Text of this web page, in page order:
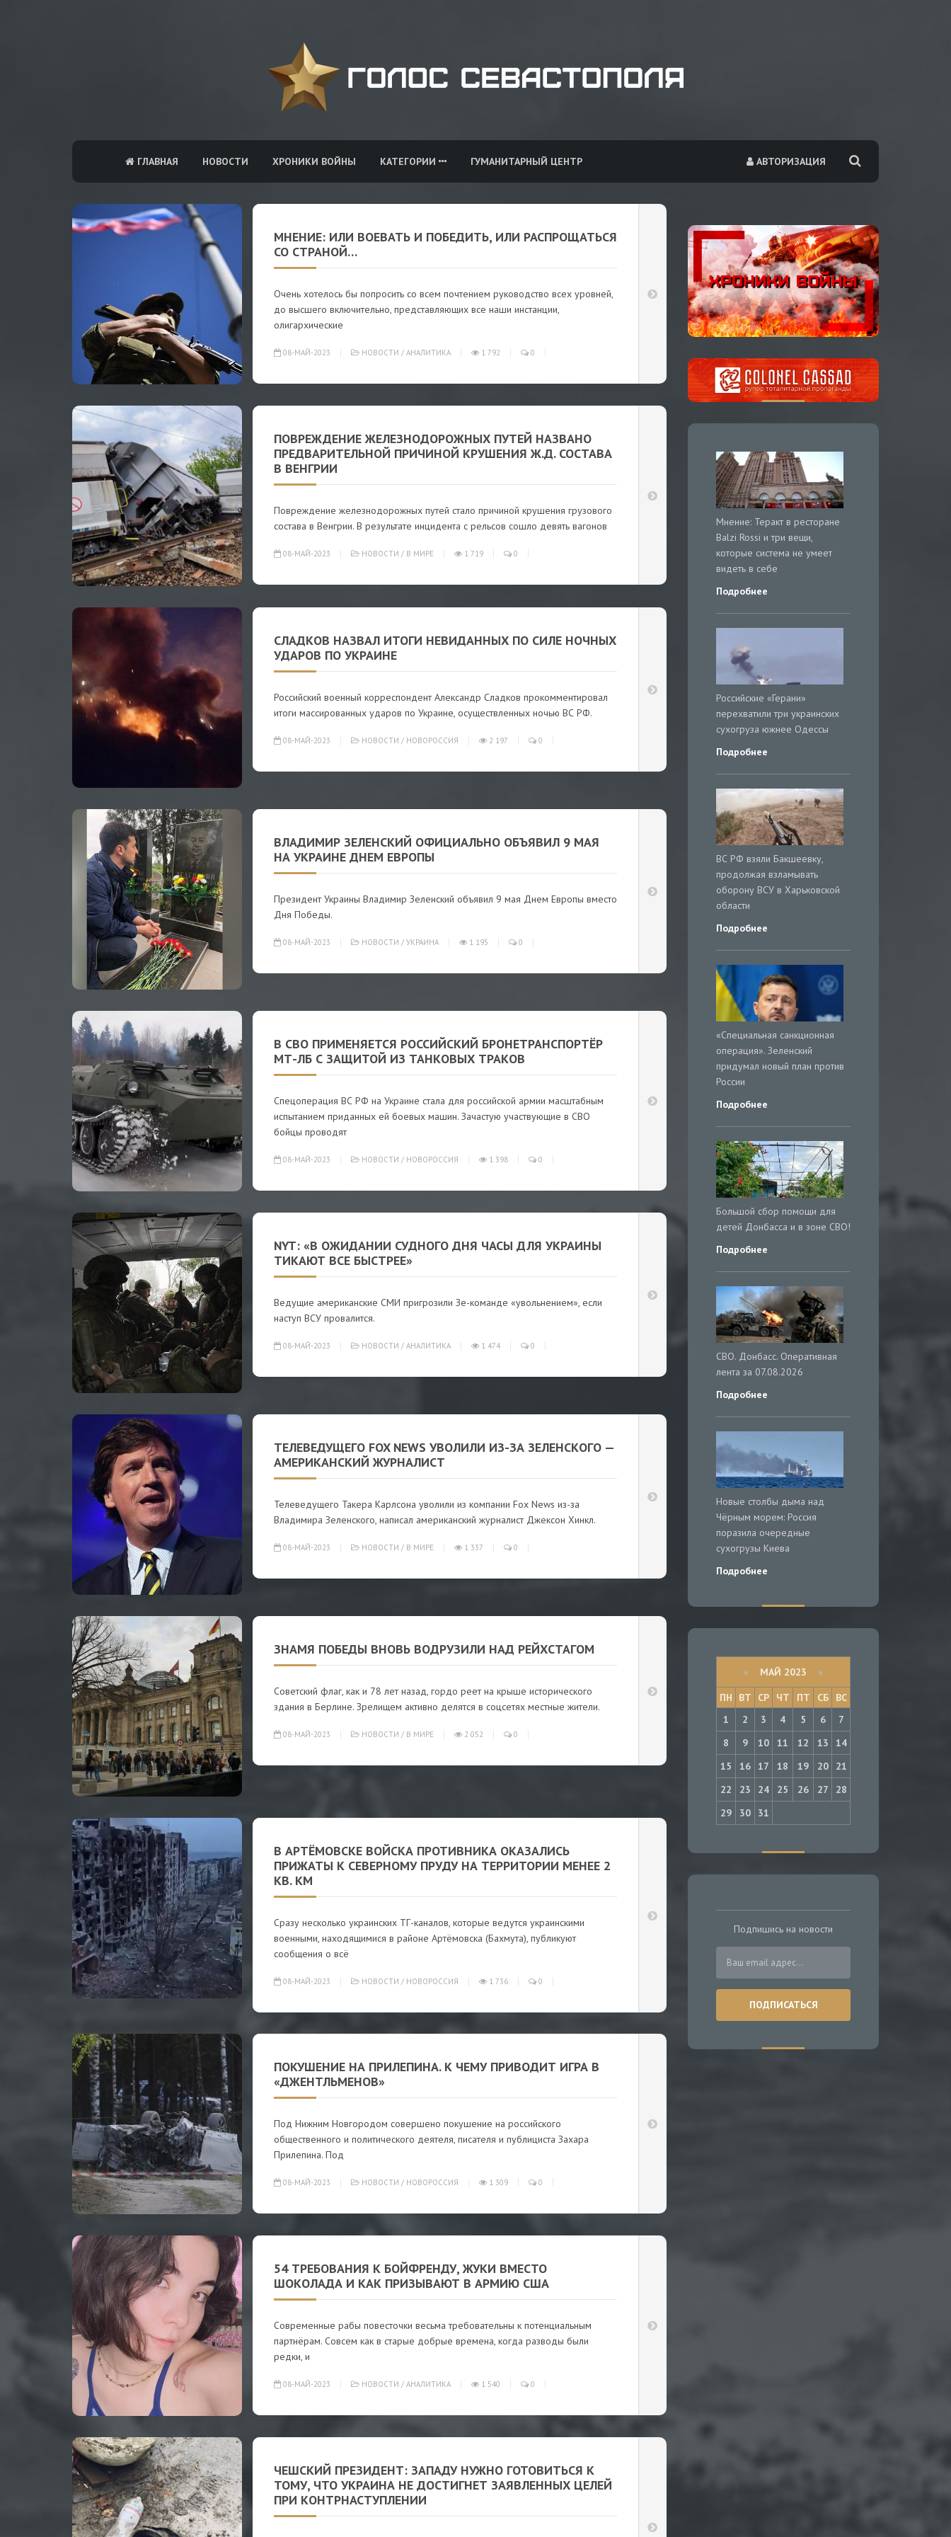
АВТОРИЗАЦИЯ
ГЛАВНАЯ НОВОСТИ ХРОНИКИ ВОЙНЫ КАТЕГОРИИ ГУМАНИТАРНЫЙ ЦЕНТР
МНЕНИЕ: ИЛИ ВОЕВАТЬ И ПОБЕДИТЬ, ИЛИ РАСПРОЩАТЬСЯ
СО СТРАНОЙ…
Очень хотелось бы попросить со всем почтением руководство всех уровней,
до высшего включительно, представляющих все наши инстанции,
олигархические
08-МАЙ-2023 НОВОСТИ / АНАЛИТИКА 1 792 0
ПОВРЕЖДЕНИЕ ЖЕЛЕЗНОДОРОЖНЫХ ПУТЕЙ НАЗВАНО
ПРЕДВАРИТЕЛЬНОЙ ПРИЧИНОЙ КРУШЕНИЯ Ж.Д. СОСТАВА
В ВЕНГРИИ
Повреждение железнодорожных путей стало причиной крушения грузового
состава в Венгрии. В результате инцидента с рельсов сошло девять вагонов
08-МАЙ-2023 НОВОСТИ / В МИРЕ 1 719 0
СЛАДКОВ НАЗВАЛ ИТОГИ НЕВИДАННЫХ ПО СИЛЕ НОЧНЫХ
УДАРОВ ПО УКРАИНЕ
Российский военный корреспондент Александр Сладков прокомментировал
итоги массированных ударов по Украине, осуществленных ночью ВС РФ.
08-МАЙ-2023 НОВОСТИ / НОВОРОССИЯ 2 197 0
ВЛАДИМИР ЗЕЛЕНСКИЙ ОФИЦИАЛЬНО ОБЪЯВИЛ 9 МАЯ
НА УКРАИНЕ ДНЕМ ЕВРОПЫ
Президент Украины Владимир Зеленский объявил 9 мая Днем Европы вместо
Дня Победы.
08-МАЙ-2023 НОВОСТИ / УКРАИНА 1 195 0
В СВО ПРИМЕНЯЕТСЯ РОССИЙСКИЙ БРОНЕТРАНСПОРТЁР
МТ-ЛБ С ЗАЩИТОЙ ИЗ ТАНКОВЫХ ТРАКОВ
Спецоперация ВС РФ на Украине стала для российской армии масштабным
испытанием приданных ей боевых машин. Зачастую участвующие в СВО
бойцы проводят
08-МАЙ-2023 НОВОСТИ / НОВОРОССИЯ 1 398 0
NYT: «В ОЖИДАНИИ СУДНОГО ДНЯ ЧАСЫ ДЛЯ УКРАИНЫ
ТИКАЮТ ВСЕ БЫСТРЕЕ»
Ведущие американские СМИ пригрозили Зе-команде «увольнением», если
наступ ВСУ провалится.
08-МАЙ-2023 НОВОСТИ / АНАЛИТИКА 1 474 0
ТЕЛЕВЕДУЩЕГО FOX NEWS УВОЛИЛИ ИЗ-ЗА ЗЕЛЕНСКОГО —
АМЕРИКАНСКИЙ ЖУРНАЛИСТ
Телеведущего Такера Карлсона уволили из компании Fox News из-за
Владимира Зеленского, написал американский журналист Джексон Хинкл.
08-МАЙ-2023 НОВОСТИ / В МИРЕ 1 337 0
ЗНАМЯ ПОБЕДЫ ВНОВЬ ВОДРУЗИЛИ НАД РЕЙХСТАГОМ
Советский флаг, как и 78 лет назад, гордо реет на крыше исторического
здания в Берлине. Зрелищем активно делятся в соцсетях местные жители.
08-МАЙ-2023 НОВОСТИ / В МИРЕ 2 052 0
В АРТЁМОВСКЕ ВОЙСКА ПРОТИВНИКА ОКАЗАЛИСЬ
ПРИЖАТЫ К СЕВЕРНОМУ ПРУДУ НА ТЕРРИТОРИИ МЕНЕЕ 2
КВ. КМ
Сразу несколько украинских ТГ-каналов, которые ведутся украинскими
военными, находящимися в районе Артёмовска (Бахмута), публикуют
сообщения о всё
08-МАЙ-2023 НОВОСТИ / НОВОРОССИЯ 1 736 0
ПОКУШЕНИЕ НА ПРИЛЕПИНА. К ЧЕМУ ПРИВОДИТ ИГРА В
«ДЖЕНТЛЬМЕНОВ»
Под Нижним Новгородом совершено покушение на российского
общественного и политического деятеля, писателя и публициста Захара
Прилепина. Под
08-МАЙ-2023 НОВОСТИ / НОВОРОССИЯ 1 309 0
54 ТРЕБОВАНИЯ К БОЙФРЕНДУ, ЖУКИ ВМЕСТО
ШОКОЛАДА И КАК ПРИЗЫВАЮТ В АРМИЮ США
Современные рабы повесточки весьма требовательны к потенциальным
партнёрам. Совсем как в старые добрые времена, когда разводы были
редки, и
08-МАЙ-2023 НОВОСТИ / АНАЛИТИКА 1 540 0
ЧЕШСКИЙ ПРЕЗИДЕНТ: ЗАПАДУ НУЖНО ГОТОВИТЬСЯ К
ТОМУ, ЧТО УКРАИНА НЕ ДОСТИГНЕТ ЗАЯВЛЕННЫХ ЦЕЛЕЙ
ПРИ КОНТРНАСТУПЛЕНИИ
Мнение: Теракт в ресторане
Balzi Rossi и три вещи,
которые система не умеет
видеть в себе
Подробнее
Российские «Герани»
перехватили три украинских
сухогруза южнее Одессы
Подробнее
ВС РФ взяли Бакшеевку,
продолжая взламывать
оборону ВСУ в Харьковской
области
Подробнее
«Специальная санкционная
операция». Зеленский
придумал новый план против
России
Подробнее
Большой сбор помощи для
детей Донбасса и в зоне СВО!
Подробнее
СВО. Донбасс. Оперативная
лента за 07.08.2026
Подробнее
Новые столбы дыма над
Чёрным морем: Россия
поразила очередные
сухогрузы Киева
Подробнее
« МАЙ 2023 »
ПН
ВТ СР ЧТ ПТ СБ
ВС
1
2 3 4 5 6
7
8
9 10 11 12 13
14
15
16 17 18 19 20
21
22
23 24 25 26 27
28
29
30 31
Подпишись на новости